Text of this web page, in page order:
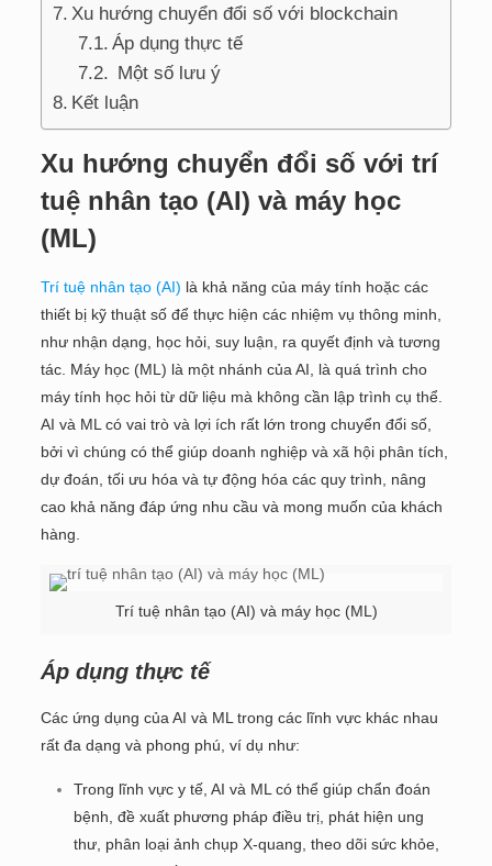
Xu hướng chuyển đổi số với blockchain
Áp dụng thực tế
Một số lưu ý
Kết luận
Xu hướng chuyển đổi số với trí
tuệ nhân tạo (AI) và máy học
(ML)
Trí tuệ nhân tạo (AI) là khả năng của máy tính hoặc các
thiết bị kỹ thuật số để thực hiện các nhiệm vụ thông minh,
như nhận dạng, học hỏi, suy luận, ra quyết định và tương
tác. Máy học (ML) là một nhánh của AI, là quá trình cho
máy tính học hỏi từ dữ liệu mà không cần lập trình cụ thể.
AI và ML có vai trò và lợi ích rất lớn trong chuyển đổi số,
bởi vì chúng có thể giúp doanh nghiệp và xã hội phân tích,
dự đoán, tối ưu hóa và tự động hóa các quy trình, nâng
cao khả năng đáp ứng nhu cầu và mong muốn của khách
hàng.
Trí tuệ nhân tạo (AI) và máy học (ML)
Áp dụng thực tế
Các ứng dụng của AI và ML trong các lĩnh vực khác nhau
rất đa dạng và phong phú, ví dụ như:
Trong lĩnh vực y tế, AI và ML có thể giúp chẩn đoán
bệnh, đề xuất phương pháp điều trị, phát hiện ung
thư, phân loại ảnh chụp X-quang, theo dõi sức khỏe,